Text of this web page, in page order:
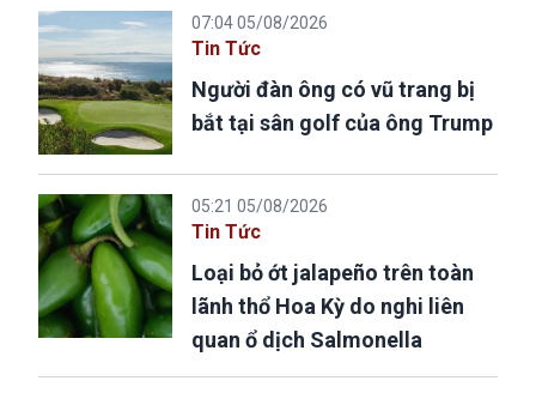
07:04 05/08/2026
Tin Tức
Người đàn ông có vũ trang bị
bắt tại sân golf của ông Trump
05:21 05/08/2026
Tin Tức
Loại bỏ ớt jalapeño trên toàn
lãnh thổ Hoa Kỳ do nghi liên
quan ổ dịch Salmonella